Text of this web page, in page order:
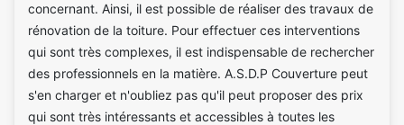
concernant. Ainsi, il est possible de réaliser des travaux de
rénovation de la toiture. Pour effectuer ces interventions
qui sont très complexes, il est indispensable de rechercher
des professionnels en la matière. A.S.D.P Couverture peut
s'en charger et n'oubliez pas qu'il peut proposer des prix
qui sont très intéressants et accessibles à toutes les